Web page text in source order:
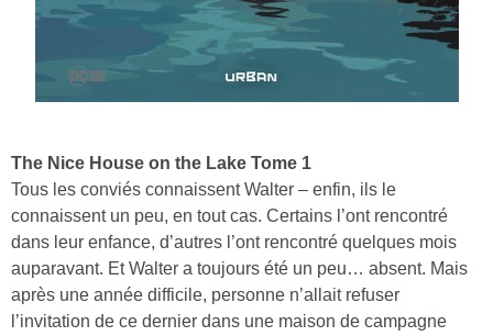
The Nice House on the Lake Tome 1
Tous les conviés connaissent Walter – enfin, ils le
connaissent un peu, en tout cas. Certains l’ont rencontré
dans leur enfance, d’autres l’ont rencontré quelques mois
auparavant. Et Walter a toujours été un peu… absent. Mais
après une année difficile, personne n’allait refuser
l’invitation de ce dernier dans une maison de campagne